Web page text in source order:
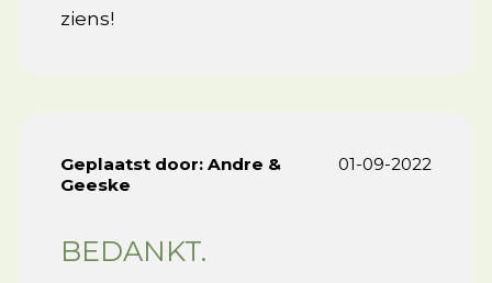
ziens!
01-09-2022
Geplaatst door: Andre &
Geeske
BEDANKT.